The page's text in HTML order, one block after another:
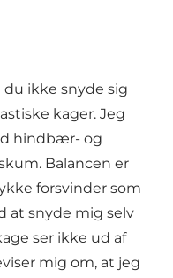
ikke snyde sig
kager. Jeg
hindbær- og
Balancen er
forsvinder som
at snyde mig selv
ser ikke ud af
mig om, at jeg